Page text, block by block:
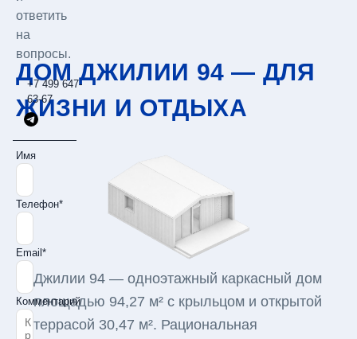
ответить
на
вопросы.
+7 499 647-
63-67
Имя
Телефон*
Email*
Комментарий
ДОМ ДЖИЛИИ 94 — ДЛЯ
ЖИЗНИ И ОТДЫХА
Джилии 94 — одноэтажный каркасный дом
площадью 94,27 м² с крыльцом и открытой
террасой 30,47 м². Рациональная